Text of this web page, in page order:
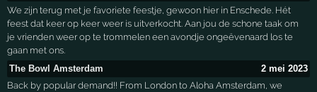
We zijn terug met je favoriete feestje, gewoon hier in Enschede. Hét
feest dat keer op keer weer is uitverkocht. Aan jou de schone taak om
je vrienden weer op te trommelen een avondje ongeëvenaard los te
gaan met ons.
The Bowl Amsterdam
2 mei 2023
Back by popular demand!! From London to Aloha Amsterdam, we